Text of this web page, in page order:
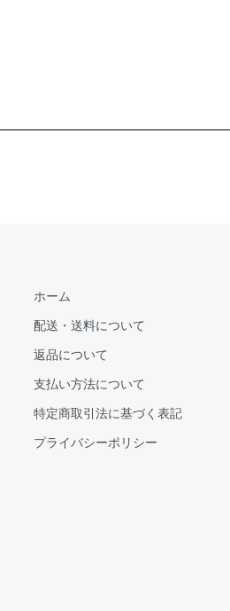
ホーム
配送・送料について
返品について
支払い方法について
特定商取引法に基づく表記
プライバシーポリシー